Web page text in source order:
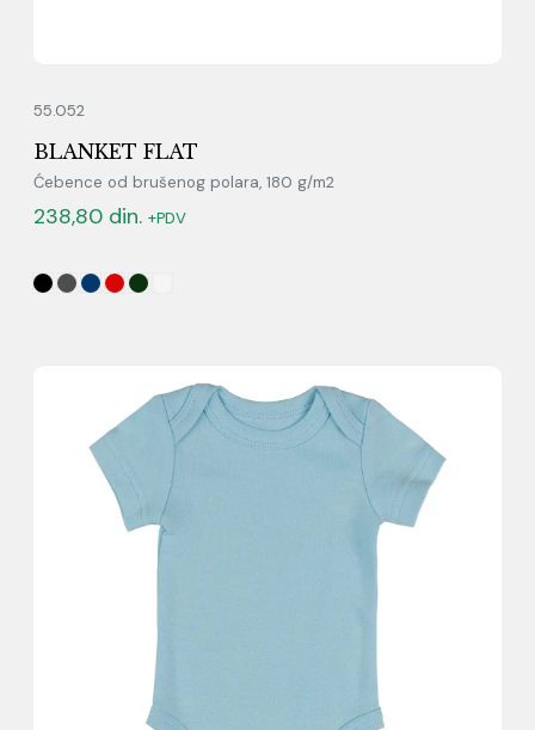
55.052
BLANKET FLAT
Ćebence od brušenog polara, 180 g/m2
238,80 din. +PDV